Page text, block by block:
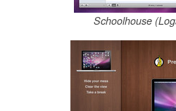
Schoolhouse